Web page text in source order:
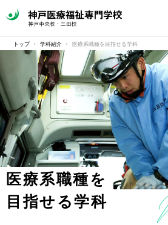
トップ 学科紹介 医療系職種を目指せる学科
医療系職種を
目指せる学科